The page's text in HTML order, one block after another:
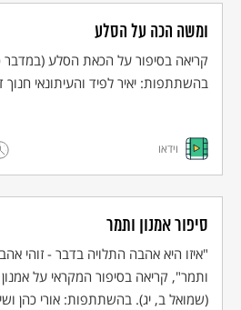
ומשה הכה על הסלע
קריאה בסיפור על הכאת הסלע (במדבר
בהשתתפות: יאיר לפיד והעיתונאי חנוך
וידאו
סיפור אמנון ותמר
"איזו היא אהבה התלויה בדבר - זוהי
ותמר", קריאה בסיפור המקראי על
(שמואל ב, יג). בהשתתפות: אורי כהן